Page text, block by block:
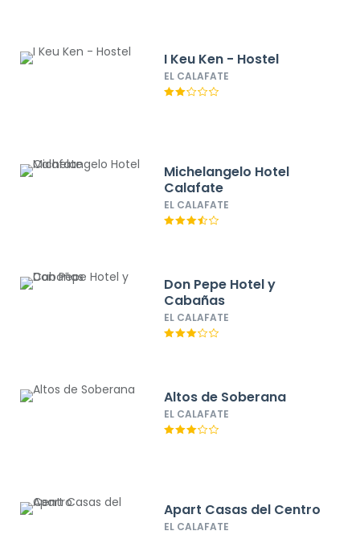
I Keu Ken - Hostel
EL CALAFATE
Michelangelo Hotel
Calafate
EL CALAFATE
Don Pepe Hotel y
Cabañas
EL CALAFATE
Altos de Soberana
EL CALAFATE
Apart Casas del Centro
EL CALAFATE